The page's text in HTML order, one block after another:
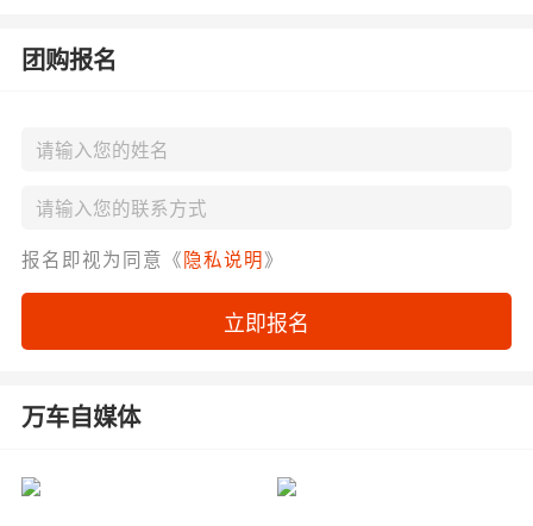
团购报名
报名即视为同意《隐私说明》
立即报名
万车自媒体